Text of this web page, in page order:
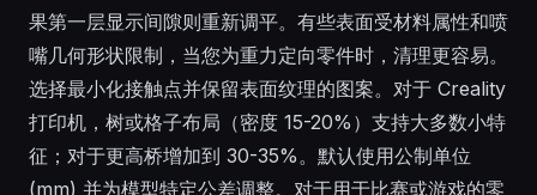
果第一层显示间隙则重新调平。有些表面受材料属性和喷
嘴几何形状限制，当您为重力定向零件时，清理更容易。
选择最小化接触点并保留表面纹理的图案。对于 Creality
打印机，树或格子布局（密度 15-20%）支持大多数小特
征；对于更高桥增加到 30-35%。默认使用公制单位
(mm) 并为模型特定公差调整。对于用于比赛或游戏的零